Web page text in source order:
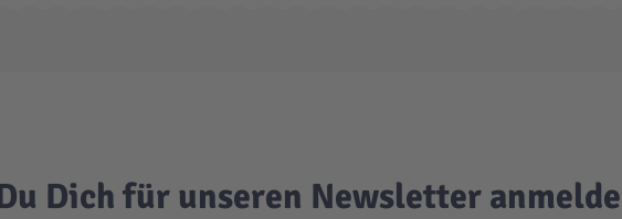
Dich für unseren Newsletter